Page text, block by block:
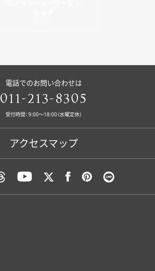
電話でのお問い合わせは
011-213-8305
受付時間：9:00〜18:00（水曜定休）
アクセスマップ